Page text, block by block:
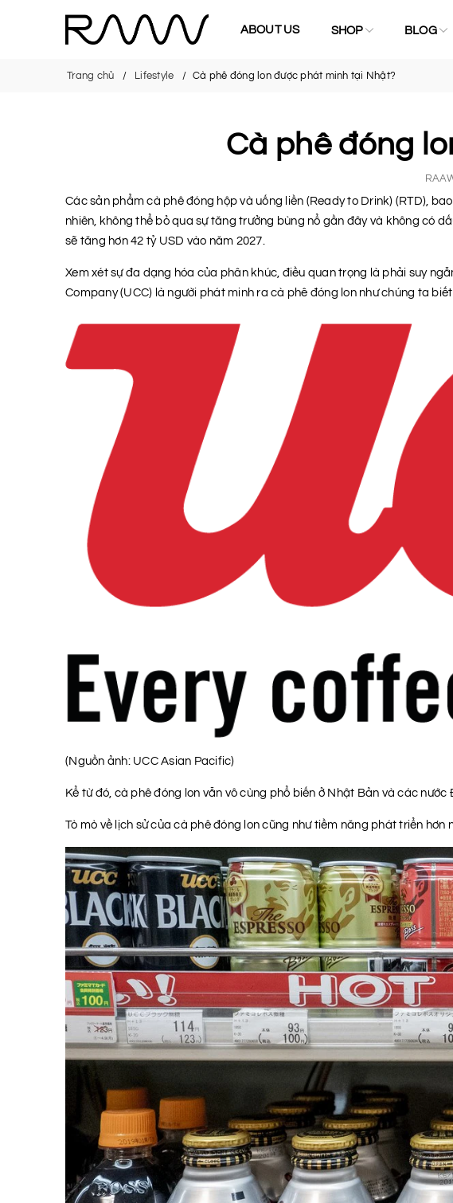
ABOUT US SHOP BLOG
Trang chủ Lifestyle Cà phê đóng lon được phát minh tại Nhật?
Cà phê đóng
Các sản phẩm cà phê đóng hộp và uống liền (Ready to Drink) (RTD),
nhiên, không thể bỏ qua sự tăng trưởng bùng nổ gần đây và không có
sẽ tăng hơn 42 tỷ USD vào năm 2027.
Xem xét sự đa dạng hóa của phân khúc, điều quan trọng là phải suy
Company (UCC) là người phát minh ra cà phê đóng lon như chúng ta
(Nguồn ảnh: UCC Asian Pacific)
Kể từ đó, cà phê đóng lon vẫn vô cùng phổ biến ở Nhật Bản và các
Tò mò về lịch sử của cà phê đóng lon cũng như tiềm năng phát triển hơn